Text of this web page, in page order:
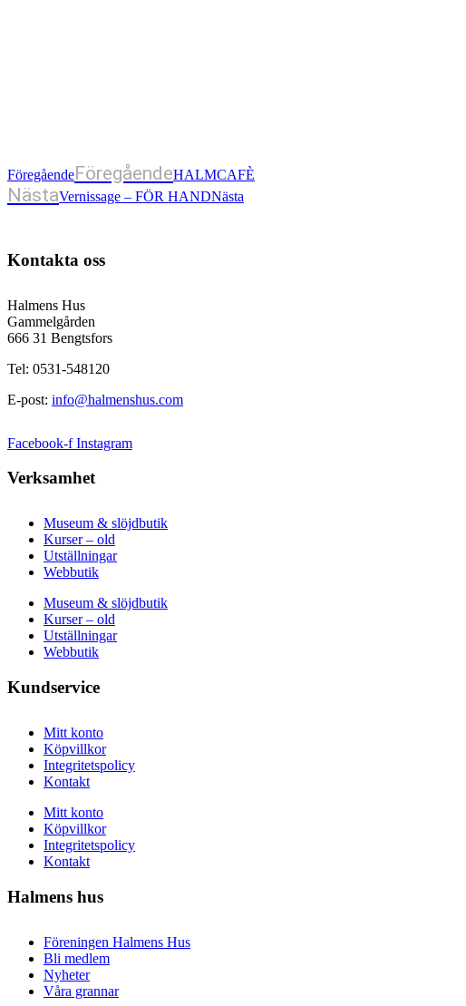
FöregåendeFöregåendeHALMCAFÈ
NästaVernissage – FÖR HANDNästa
Kontakta oss
Halmens Hus
Gammelgården
666 31 Bengtsfors
Tel: 0531-548120
E-post: info@halmenshus.com
Facebook-f Instagram
Verksamhet
Museum & slöjdbutik
Kurser – old
Utställningar
Webbutik
Museum & slöjdbutik
Kurser – old
Utställningar
Webbutik
Kundservice
Mitt konto
Köpvillkor
Integritetspolicy
Kontakt
Mitt konto
Köpvillkor
Integritetspolicy
Kontakt
Halmens hus
Föreningen Halmens Hus
Bli medlem
Nyheter
Våra grannar